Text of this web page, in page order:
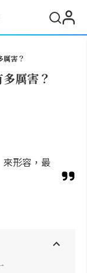
厲害？
厲害？
來形容，最